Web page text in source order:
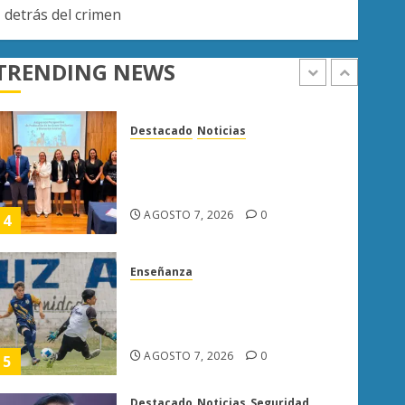
del crimen
NEWS
4
llama a juzgar con perspectiva
de bienestar animal
AGOSTO 7, 2026
5
Enseñanza
Metropolitana
AGOSTO 7, 2026
1
Destacado
Carlos Manzo